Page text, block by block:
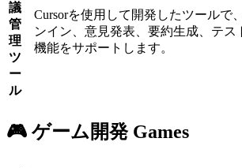
議
管
理
ツ
ー
ル
Cursorを使用して開発したツールで
ンイン、意見発表、要約生成、テス
機能をサポートします。
🎮 ゲーム開発 Games